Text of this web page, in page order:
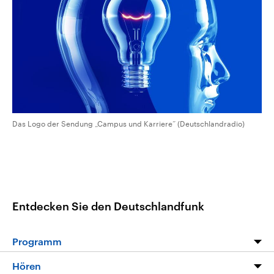
CDU, SPD und FDP regiert.-
Umfragen, Prognosen,
Wahlprogramme, aktuelle Berichte
und Hintergründe zu den Parteien
und Kandidaten der anstehenden
aktuelle Weltgeschehen.
Sendungen Programm Podcasts
Audio-Archiv
Das Logo der Sendung „Campus und Karriere“ (Deutschlandradio)
Entdecken Sie den Deutschlandfunk
Programm
Programm
Hören